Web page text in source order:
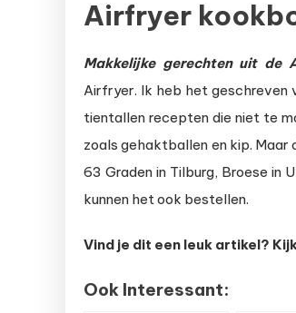
Airfryer
Makkelijkegerechten uit de
Airfryer. Ik heb het geschreven
tientallen recepten die niet te
zoals gehaktballen en kip.
63 Graden in Tilburg, Broese in
kunnen het ook bestellen.
Vind je dit een leuk artikel?
Ook Interessant: